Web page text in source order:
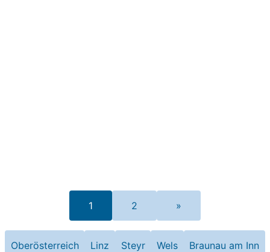
1 2 »
Oberösterreich Linz Steyr Wels Braunau am Inn